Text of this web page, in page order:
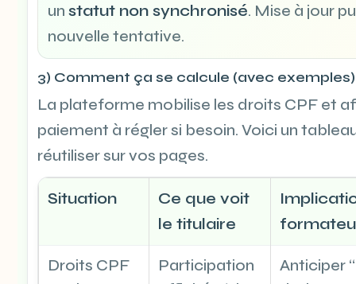
un statut non synchronisé. Mise à jour
nouvelle tentative.
3) Comment ça se calcule (avec exemples)
La plateforme mobilise les droits CPF et
paiement à régler si besoin. Voici un
réutiliser sur vos pages.
Situation
Ce que voit
le titulaire
Droits CPF
Participation
Anticiper